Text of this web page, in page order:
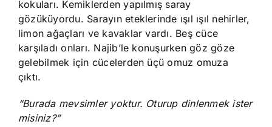
kokuları. Kemiklerden yapılmış saray
gözüküyordu. Sarayın eteklerinde ışıl ışıl nehirler,
limon ağaçları ve kavaklar vardı. Beş cüce
karşıladı onları. Najib’le konuşurken göz göze
gelebilmek için cücelerden üçü omuz omuza
çıktı.
“Burada mevsimler yoktur. Oturup dinlenmek ister
misiniz?”